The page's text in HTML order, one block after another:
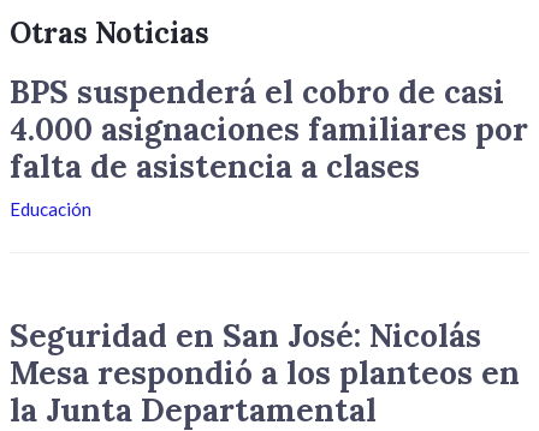
Otras Noticias
BPS suspenderá el cobro de casi
4.000 asignaciones familiares por
falta de asistencia a clases
Educación
Seguridad en San José: Nicolás
Mesa respondió a los planteos en
la Junta Departamental